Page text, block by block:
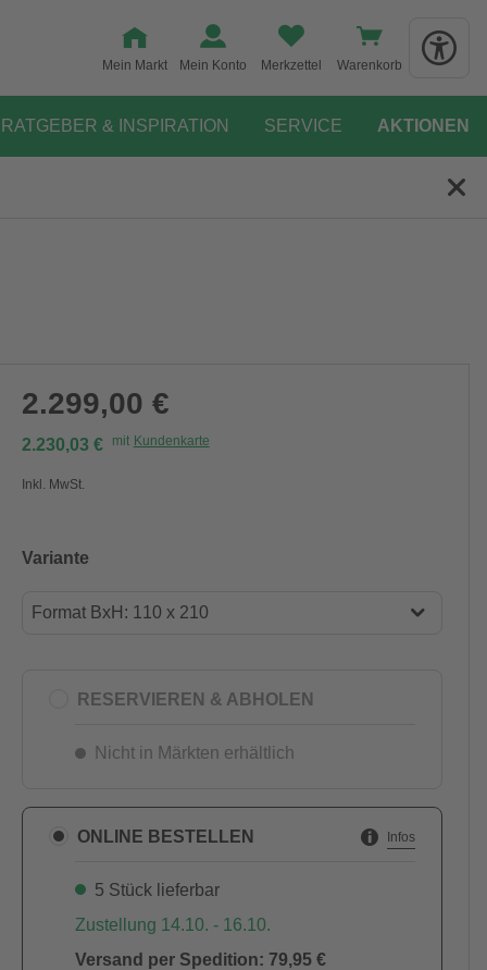
Mein Markt Mein Konto Merkzettel Warenkorb
RATGEBER & INSPIRATION SERVICE AKTIONEN
2.299,00 €
2.230,03 € mit Kundenkarte
Inkl. MwSt.
Variante
Format BxH: 110 x 210
Format BxH: 110 x 210
RESERVIEREN & ABHOLEN
Nicht in Märkten erhältlich
ONLINE BESTELLEN Infos
5 Stück lieferbar
Zustellung 14.10. - 16.10.
Versand per Spedition: 79,95 €